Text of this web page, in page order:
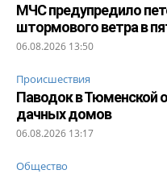
МЧС предупредило
штормового ветра в
06.08.2026 13:50
Происшествия
Паводок в Тюменской
дачных домов
06.08.2026 13:17
Общество